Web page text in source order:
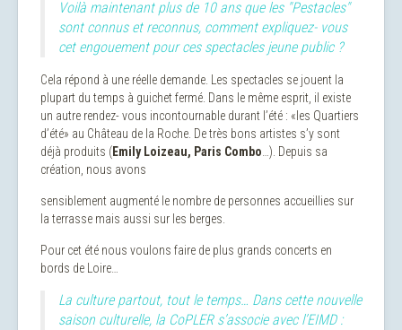
Voilà maintenant plus de 10 ans que les "Pestacles"
sont connus et reconnus, comment expliquez- vous
cet engouement pour ces spectacles jeune public ?
Cela répond à une réelle demande. Les spectacles se jouent la
plupart du temps à guichet fermé. Dans le même esprit, il existe
un autre rendez- vous incontournable durant l’été : «les Quartiers
d’été» au Château de la Roche. De très bons artistes s’y sont
déjà produits (Emily Loizeau, Paris Combo …). Depuis sa
création, nous avons
sensiblement augmenté le nombre de personnes accueillies sur
la terrasse mais aussi sur les berges.
Pour cet été nous voulons faire de plus grands concerts en
bords de Loire…
La culture partout, tout le temps… Dans cette nouvelle
saison culturelle, la CoPLER s’associe avec l’EIMD :